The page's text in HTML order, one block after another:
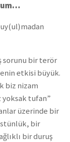
sorunu bir terör
etkisi büyük.
biz nizam
yoksak tufan”
üzerinde bir
bir
bir duruş